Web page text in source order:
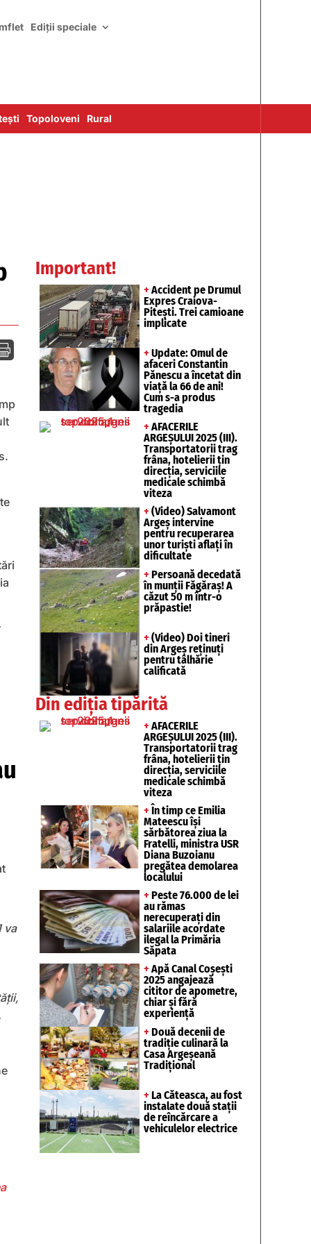
Ediții speciale
Topoloveni Rural
va
Important!
+ Accident pe Drumul
Expres Craiova-
Pitești. Trei camioane
implicate
+ Update: Omul de
afaceri Constantin
Pănescu a încetat din
viață la 66 de ani!
Cum s-a produs
tragedia
+ AFACERILE
ARGEȘULUI 2025 (III).
Transportatorii trag
frâna, hotelierii țin
direcția, serviciile
medicale schimbă
viteza
+ (Video) Salvamont
Argeș intervine
pentru recuperarea
unor turişti aflaţi în
dificultate
+ Persoană decedată
în munții Făgăraș! A
căzut 50 m într-o
prăpastie!
+ (Video) Doi tineri
din Argeș reținuți
pentru tâlhărie
calificată
Din ediția tipărită
+ AFACERILE
ARGEȘULUI 2025 (III).
Transportatorii trag
frâna, hotelierii țin
direcția, serviciile
medicale schimbă
viteza
+ În timp ce Emilia
Mateescu își
sărbătorea ziua la
Fratelli, ministra USR
Diana Buzoianu
pregătea demolarea
localului
+ Peste 76.000 de lei
au rămas
nerecuperați din
salariile acordate
ilegal la Primăria
Săpata
+ Apă Canal Coșești
2025 angajează
cititor de apometre,
chiar și fără
experiență
+ Două decenii de
tradiție culinară la
Casa Argeșeană
Tradițional
+ La Căteasca, au fost
instalate două stații
de reîncărcare a
vehiculelor electrice